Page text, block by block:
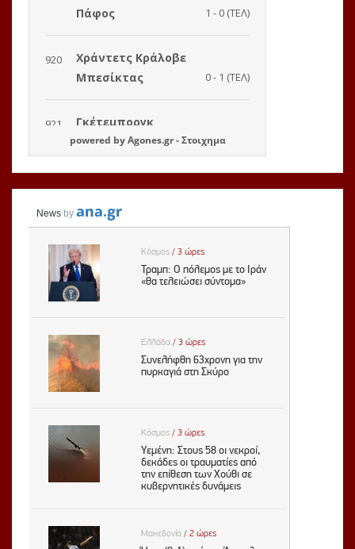
powered byAgones.gr-Στοιχημα